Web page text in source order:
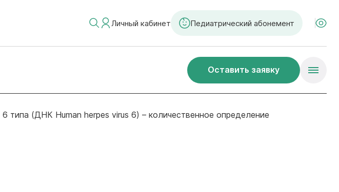
Личный кабинет Педиатрический абонемент
Оставить заявку
6 типа (ДНК Human herpes virus 6) – количественное определение